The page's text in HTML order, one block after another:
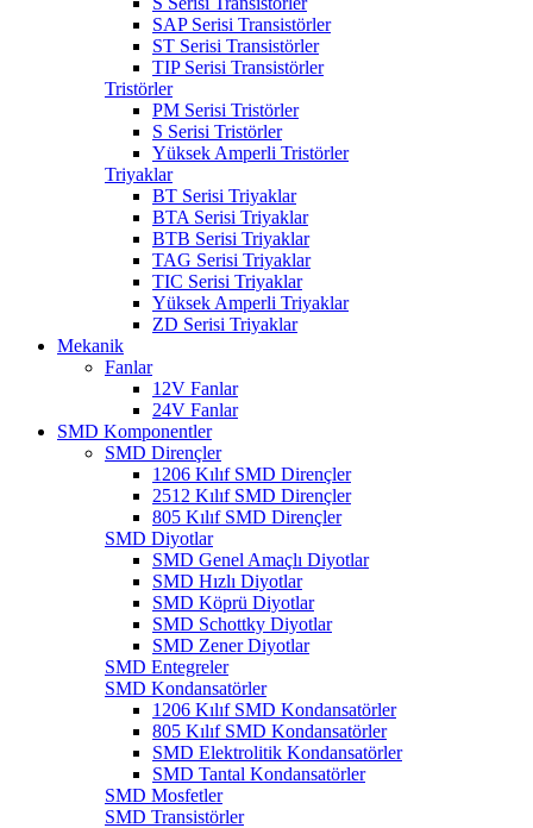
SAP Serisi Transistörler
ST Serisi Transistörler
TIP Serisi Transistörler
Tristörler
PM Serisi Tristörler
S Serisi Tristörler
Yüksek Amperli Tristörler
Triyaklar
BT Serisi Triyaklar
BTA Serisi Triyaklar
BTB Serisi Triyaklar
TAG Serisi Triyaklar
TIC Serisi Triyaklar
Yüksek Amperli Triyaklar
ZD Serisi Triyaklar
Mekanik
Fanlar
12V Fanlar
24V Fanlar
SMD Komponentler
SMD Dirençler
1206 Kılıf SMD Dirençler
2512 Kılıf SMD Dirençler
805 Kılıf SMD Dirençler
SMD Diyotlar
SMD Genel Amaçlı Diyotlar
SMD Hızlı Diyotlar
SMD Köprü Diyotlar
SMD Schottky Diyotlar
SMD Zener Diyotlar
SMD Entegreler
SMD Kondansatörler
1206 Kılıf SMD Kondansatörler
805 Kılıf SMD Kondansatörler
SMD Elektrolitik Kondansatörler
SMD Tantal Kondansatörler
SMD Mosfetler
SMD Transistörler